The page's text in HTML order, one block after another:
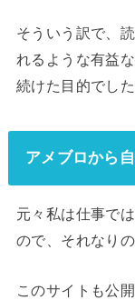
そういう訳で、
れるような有益
続けた目的でした
アメブロから
元々私は仕事で
ので、それなり
このサイトも公